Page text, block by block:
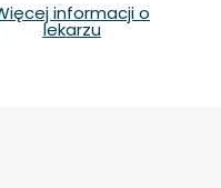
informacji o
lekarzu